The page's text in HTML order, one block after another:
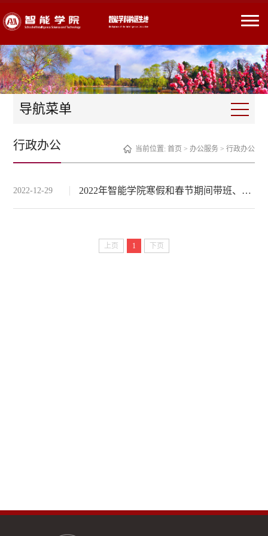
导航菜单
当前位置: 首页 > 办公服务> 行政办公
行政办公
2022-12-29 2022年智能学院寒假和春节期间带班、值班安排
上页 1 下页